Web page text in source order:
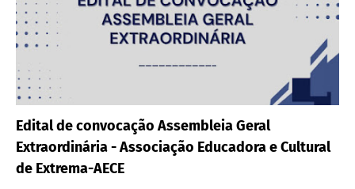
Edital de convocação Assembleia Geral
Extraordinária - Associação Educadora e Cultural
de Extrema-AECE